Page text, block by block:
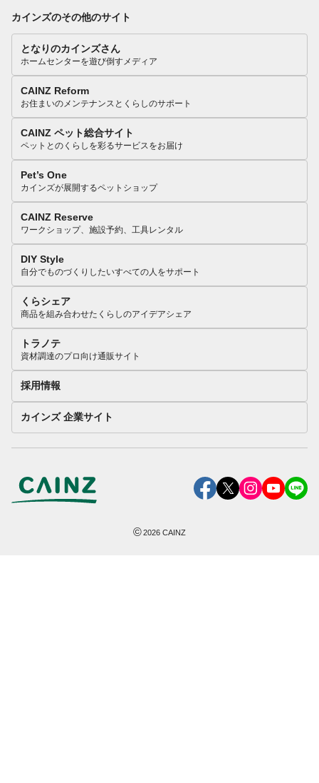
カインズのその他のサイト
となりのカインズさん
ホームセンターを遊び倒すメディア
CAINZ Reform
お住まいのメンテナンスとくらしのサポート
CAINZ ペット総合サイト
ペットとのくらしを彩るサービスをお届け
Pet’s One
カインズが展開するペットショップ
CAINZ Reserve
ワークショップ、施設予約、工具レンタル
DIY Style
自分でものづくりしたいすべての人をサポート
くらシェア
商品を組み合わせたくらしのアイデアシェア
トラノテ
資材調達のプロ向け通販サイト
採用情報
カインズ 企業サイト
©2026 CAINZ